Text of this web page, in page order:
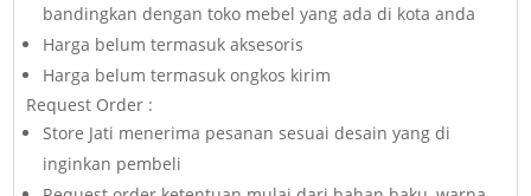
bandingkan dengan toko mebel yang ada di kota anda
Harga belum termasuk aksesoris
Harga belum termasuk ongkos kirim
Request Order :
Store Jati menerima pesanan sesuai desain yang di
inginkan pembeli